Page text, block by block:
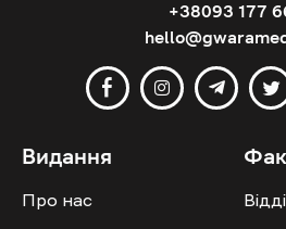
+38093 177
Видання
Про нас